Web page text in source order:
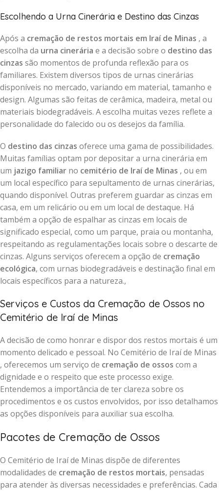
Escolhendo a Urna Cinerária e Destino das Cinzas
Após a cremação de restos mortais em Iraí de Minas , a
escolha da urna cinerária e a decisão sobre o destino das
cinzas são momentos de profunda reflexão para os
familiares. Existem diversos tipos de urnas cinerárias
disponíveis no mercado, variando em material, tamanho e
design. Algumas são feitas de cerâmica, madeira, metal ou
materiais biodegradáveis. A escolha muitas vezes reflete a
personalidade do falecido ou os desejos da família.
O destino das cinzas oferece uma gama de possibilidades.
Muitas famílias optam por depositar a urna cinerária em
um jazigo familiar no cemitério de Iraí de Minas , ou em
um local específico para sepultamento de urnas cinerárias,
quando disponível. Outras preferem guardar as cinzas em
casa, em um relicário ou em um local de destaque. Há
também a opção de espalhar as cinzas em locais de
significado especial, como um parque, praia ou montanha,
respeitando as regulamentações locais sobre o descarte de
cinzas. Alguns serviços oferecem a opção de cremação
ecológica, com urnas biodegradáveis e destinação final em
locais específicos para a natureza.,
Serviços e Custos da Cremação de Ossos no
Cemitério de Iraí de Minas
A decisão de como honrar e dispor dos restos mortais é um
momento delicado e pessoal. No Cemitério de Iraí de Minas
, oferecemos um serviço de cremação de ossos com a
dignidade e o respeito que este processo exige.
Entendemos a importância de ter clareza sobre os
procedimentos e os custos envolvidos, por isso detalhamos
as opções disponíveis para auxiliar sua escolha.
Pacotes de Cremação de Ossos
O Cemitério de Iraí de Minas dispõe de diferentes
modalidades de cremação de restos mortais, pensadas
para atender às diversas necessidades e preferências. Cada